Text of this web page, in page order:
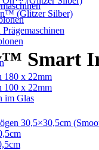
180 x 22mm
100 x 22mm
im Glas
30,5×30,5cm
(Glitzer Silber)
Smart